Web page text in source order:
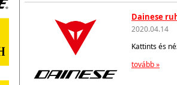
Dainese
2020.04.14
Kattints és
tovább »